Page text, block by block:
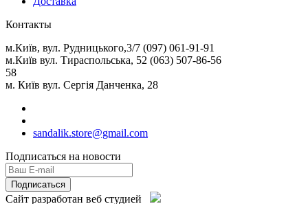
Контакты
м.Київ, вул. Рудницького,3/7 (097) 061-91-91
м.Київ вул. Тираспольська, 52 (063) 507-86-56
58
м. Київ вул. Сергія Данченка, 28
sandalik.store@gmail.com
Подписаться на новости
Сайт разработан веб студией